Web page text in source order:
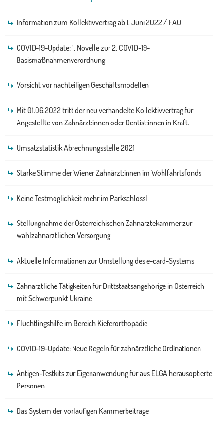
Information zum Kollektivvertrag ab 1. Juni 2022 / FAQ
COVID-19-Update: 1. Novelle zur 2. COVID-19-
Basismaßnahmenverordnung
Vorsicht vor nachteiligen Geschäftsmodellen
Mit 01.06.2022 tritt der neu verhandelte Kollektivvertrag für
Angestellte von Zahnärzt:innen oder Dentist:innen in Kraft.
Umsatzstatistik Abrechnungsstelle 2021
Starke Stimme der Wiener Zahnärzt:innen im Wohlfahrtsfonds
Keine Testmöglichkeit mehr im Parkschlössl
Stellungnahme der Österreichischen Zahnärztekammer zur
wahlzahnärztlichen Versorgung
Aktuelle Informationen zur Umstellung des e-card-Systems
Zahnärztliche Tätigkeiten für Drittstaatsangehörige in Österreich
mit Schwerpunkt Ukraine
Flüchtlingshilfe im Bereich Kieferorthopädie
COVID-19-Update: Neue Regeln für zahnärztliche Ordinationen
Antigen-Testkits zur Eigenanwendung für aus ELGA herausoptierte
Personen
Das System der vorläufigen Kammerbeiträge